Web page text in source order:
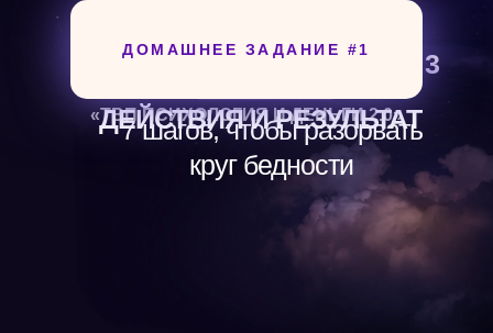
ДЕЙСТВИЯ И РЕЗУЛЬТАТ
День 3
«ТВП ПСИХОЛОГИЯ И ДЕНЬГИ 2.0»
7 шагов, чтобы разорвать
круг бедности
ДОМАШНЕЕ ЗАДАНИЕ #1